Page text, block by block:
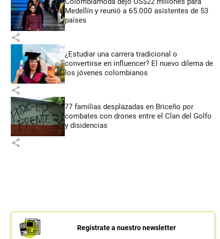
Medellín y reunió a 65.000 asistentes de 53
países
share
¿Estudiar una carrera tradicional o
convertirse en influencer? El nuevo dilema de
los jóvenes colombianos
share
77 familias desplazadas en Briceño por
combates con drones entre el Clan del Golfo
y disidencias
share
Regístrate a nuestro newsletter